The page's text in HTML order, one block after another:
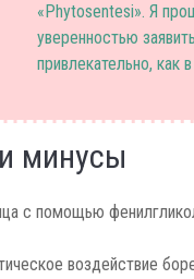
«Phytosentesi». Я
уверенностью
привлекательно, как
минусы
с помощью
воздействие